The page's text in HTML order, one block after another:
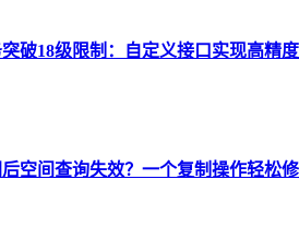
破18级限制：自定义接口实现高精
空间查询失效？一个复制操作轻松